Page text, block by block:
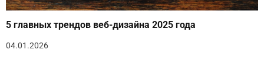
5 главных трендов веб-дизайна 2025 года
04.01.2026